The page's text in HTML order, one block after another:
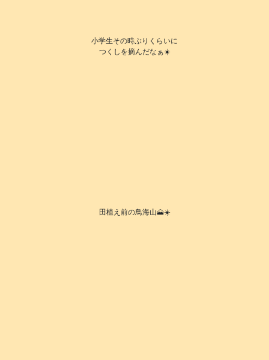
小学生その時ぶりくらいに
つくしを摘んだなぁ☀️
田植え前の鳥海山🗻☀️